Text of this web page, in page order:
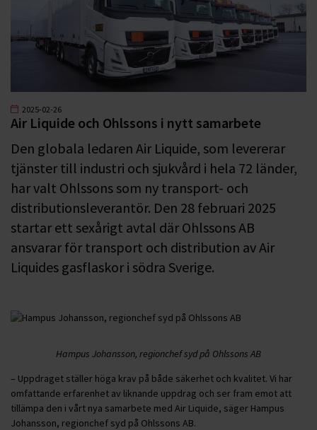
2025-02-26
Air Liquide och Ohlssons i nytt samarbete
Den globala ledaren Air Liquide, som levererar
tjänster till industri och sjukvård i hela 72 länder,
har valt Ohlssons som ny transport- och
distributionsleverantör. Den 28 februari 2025
startar ett sexårigt avtal där Ohlssons AB
ansvarar för transport och distribution av Air
Liquides gasflaskor i södra Sverige.
Hampus Johansson, regionchef syd på Ohlssons AB
– Uppdraget ställer höga krav på både säkerhet och kvalitet. Vi har
omfattande erfarenhet av liknande uppdrag och ser fram emot att
tillämpa den i vårt nya samarbete med Air Liquide, säger Hampus
Johansson, regionchef syd på Ohlssons AB.